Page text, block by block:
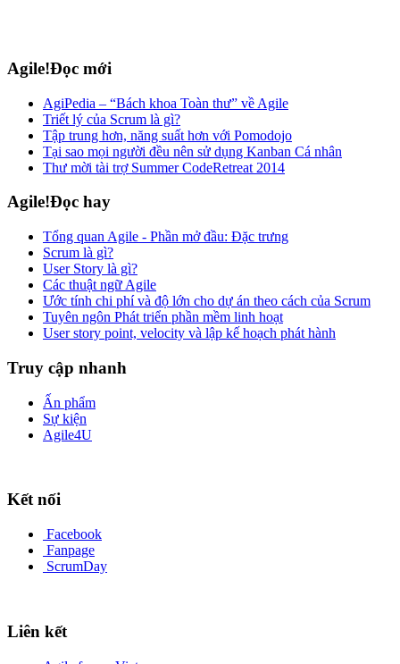
Agile!Đọc mới
AgiPedia – “Bách khoa Toàn thư” về Agile
Triết lý của Scrum là gì?
Tập trung hơn, năng suất hơn với Pomodojo
Tại sao mọi người đều nên sử dụng Kanban Cá nhân
Thư mời tài trợ Summer CodeRetreat 2014
Agile!Đọc hay
Tổng quan Agile - Phần mở đầu: Đặc trưng
Scrum là gì?
User Story là gì?
Các thuật ngữ Agile
Ước tính chi phí và độ lớn cho dự án theo cách của Scrum
Tuyên ngôn Phát triển phần mềm linh hoạt
User story point, velocity và lập kế hoạch phát hành
Truy cập nhanh
Ấn phẩm
Sự kiện
Agile4U
Kết nối
Facebook
Fanpage
ScrumDay
Liên kết